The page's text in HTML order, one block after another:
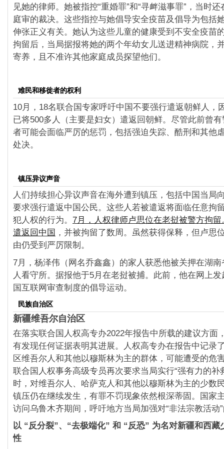
见她的律师。她被指控“重婚罪”和“寻衅滋事罪”，当时
庭审的裁决。这些指控与她倡导安全疫苗及倡导为包括
伸张正义有关。她认为这些儿童的健康受到不安全疫苗
拘留后，当局据报将她的两个年幼女儿送进精神病院，
寄养，且不准许其他家庭成员探望他们。
难民和移徙者的权利
10月，18名联合国专家呼吁中国不要强行遣返朝鲜人，
已将500多人（主要是妇女）遣返回朝鲜。尽管此前曾
者可能会面临严厉的惩罚，包括强迫失踪、酷刑和其他
处决。
镇压异议声音
人们持续担心异议声音在海外遭到镇压，包括中国当局
要求强行遣返中国公民。这些人若被遣返将面临任意拘
犯人权的行为。 7月，人权律师卢思位在老挝被警方拘
遣返回中国 ，并被拘留了数周。虽然获得保释，但卢思
由仍受到严厉限制。
7月，杨泽伟（网名乔鑫鑫）的家人获悉他被关押在湖
人看守所。据报他于5月在老挝被捕。此前，他在网上
国互联网审查制度的倡导运动。
民族自治区
新疆维吾尔自治区
在落实联合国人权高专办2022年报告中所载的建议方面
有发现任何证据表明其进展。人权高专办在报告中记录
区维吾尔人和其他以穆斯林为主的群体，可能遭受的危
联合国人权事务高级专员再次要求当局实行“强有力的补
时，对维吾尔人、哈萨克人和其他以穆斯林为主的少数
镇压仍在继续发生，有罪不罚现象依然根深蒂固。国家
访问乌鲁木齐期间，呼吁地方当局加强对“非法宗教活动
以 “反分裂”、“去极端化” 和 “反恐” 为名对新疆和西藏
性